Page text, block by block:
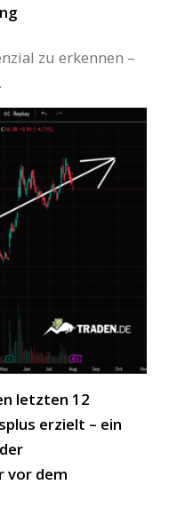
zu erkennen –
letzten 12
erzielt – ein
vor dem